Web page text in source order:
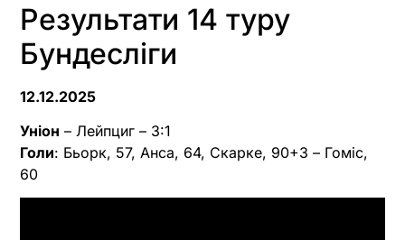
Результати 14 туру
Бундесліги
12.12.2025
Уніон – Лейпциг – 3:1
Голи: Бьорк, 57, Анса, 64, Скарке, 90+3 – Гоміс,
60